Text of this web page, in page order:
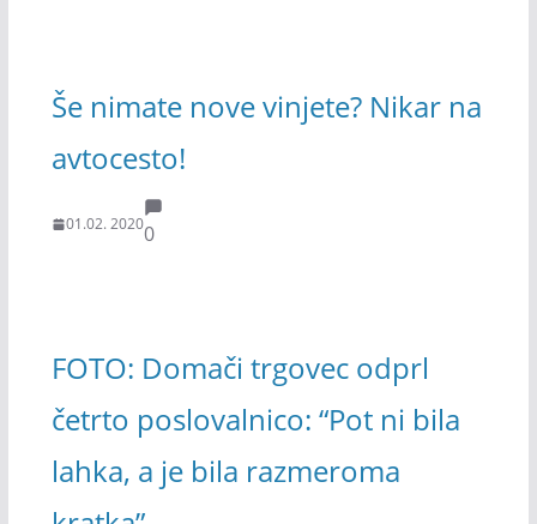
Še nimate nove vinjete? Nikar na
avtocesto!
01.02. 20200
FOTO: Domači trgovec odprl
četrto poslovalnico: “Pot ni bila
lahka, a je bila razmeroma